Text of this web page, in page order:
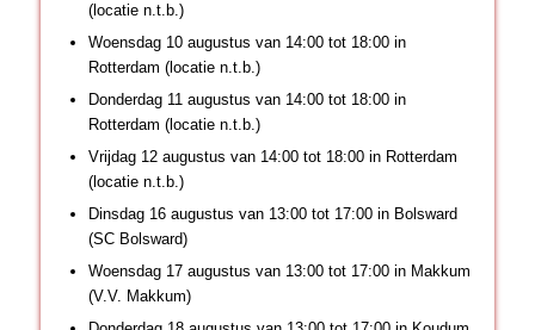
(locatie n.t.b.)
Woensdag 10 augustus van 14:00 tot 18:00 in
Rotterdam (locatie n.t.b.)
Donderdag 11 augustus van 14:00 tot 18:00 in
Rotterdam (locatie n.t.b.)
Vrijdag 12 augustus van 14:00 tot 18:00 in Rotterdam
(locatie n.t.b.)
Dinsdag 16 augustus van 13:00 tot 17:00 in Bolsward
(SC Bolsward)
Woensdag 17 augustus van 13:00 tot 17:00 in Makkum
(V.V. Makkum)